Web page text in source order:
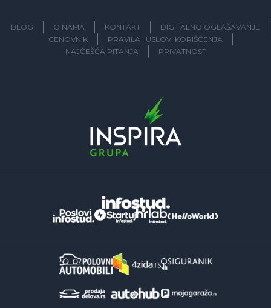
BLOG O NAMA KONTAKT
DIGITALNO OGLAŠAVANJE
CENOVNIK
PRAVILA I USLOVI KORIŠĆENJA
NAJČEŠĆA PITANJA
PRIVATNOST